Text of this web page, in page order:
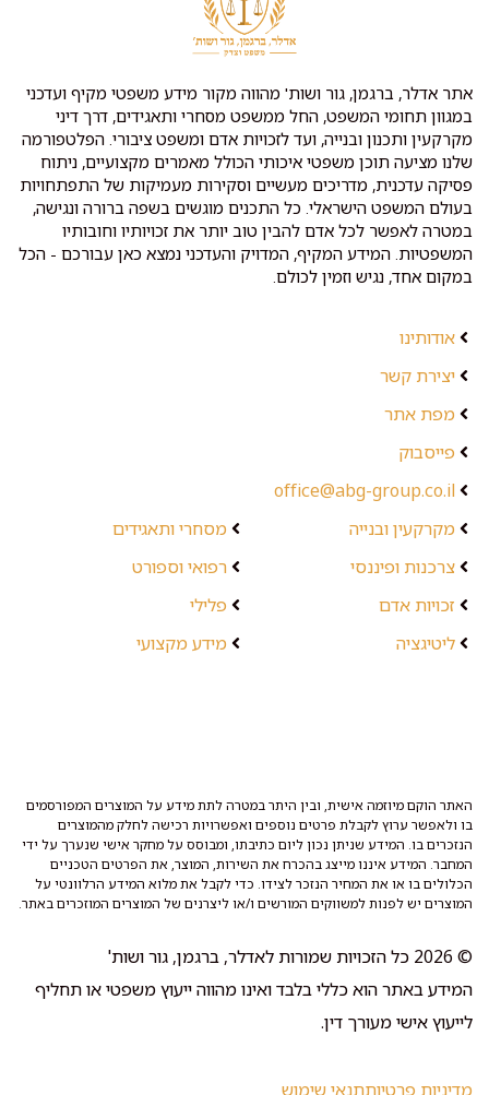
אתר אדלר, ברגמן, גור ושות' מהווה מקור מידע משפטי מקיף ועדכני
במגוון תחומי המשפט, החל ממשפט מסחרי ותאגידים, דרך דיני
מקרקעין ותכנון ובנייה, ועד לזכויות אדם ומשפט ציבורי. הפלטפורמה
שלנו מציעה תוכן משפטי איכותי הכולל מאמרים מקצועיים, ניתוח
פסיקה עדכנית, מדריכים מעשיים וסקירות מעמיקות של התפתחויות
בעולם המשפט הישראלי. כל התכנים מוגשים בשפה ברורה ונגישה,
במטרה לאפשר לכל אדם להבין טוב יותר את זכויותיו וחובותיו
המשפטיות. המידע המקיף, המדויק והעדכני נמצא כאן עבורכם - הכל
במקום אחד, נגיש וזמין לכולם.
אודותינו
יצירת קשר
מפת אתר
פייסבוק
office@abg-group.co.il
מקרקעין ובנייה
צרכנות ופיננסי
זכויות אדם
ליטיגציה
מסחרי ותאגידים
רפואי וספורט
פלילי
מידע מקצועי
האתר הוקם מיוזמה אישית, ובין היתר במטרה לתת מידע על המוצרים המפורסמים
בו ולאפשר ערוץ לקבלת פרטים נוספים ואפשרויות רכישה לחלק מהמוצרים
הנזכרים בו. המידע שניתן נכון ליום כתיבתו, ומבוסס על מחקר אישי שנערך על ידי
המחבר. המידע איננו מייצג בהכרח את השירות, המוצר, את הפרטים הטכניים
הכלולים בו או את המחיר הנזכר לצידו. כדי לקבל את מלוא המידע הרלוונטי על
המוצרים יש לפנות למשווקים המורשים ו/או ליצרנים של המוצרים המוזכרים באתר.
© 2026 כל הזכויות שמורות לאדלר, ברגמן, גור ושות'
המידע באתר הוא כללי בלבד ואינו מהווה ייעוץ משפטי או תחליף
לייעוץ אישי מעורך דין.
מדיניות פרטיותתנאי שימוש